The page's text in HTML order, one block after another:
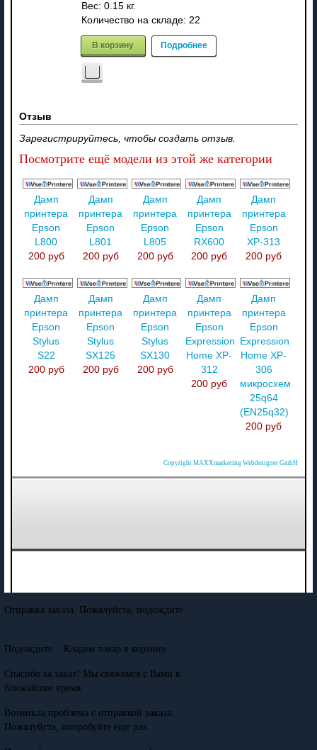
Вес: 0.15 кг.
Количество на складе: 22
В корзину Подробнее
Отзыв
Зарегистрируйтесь, чтобы создать отзыв.
Посмотрите ещё модели из этой же категории
Дамп
принтера
Epson
L800
200 руб
Дамп
принтера
Epson
L801
200 руб
Дамп
принтера
Epson
L805
200 руб
Дамп
принтера
Epson
RX600
200 руб
Дамп
принтера
Epson
XP-313
200 руб
Дамп
принтера
Epson
Stylus
S22
200 руб
Дамп
принтера
Epson
Stylus
SX125
200 руб
Дамп
принтера
Epson
Stylus
SX130
200 руб
Дамп
принтера
Epson
Expression
Home XP-
312
200 руб
Дамп
принтера
Epson
Expression
Home XP-
306
микросхемы
25q64
(EN25q32)
200 руб
Copyright MAXXmarketing Webdesigner GmbH
Отправка заказа. Пожалуйста, подождите
Подождите... Кладем товар в корзину
Спасибо за заказ! Мы свяжемся с Вами в
ближайшее время
Возникла проблема с отправкой заказа.
Пожалуйста, попробуйте еще раз.